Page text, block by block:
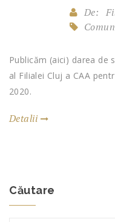
De:
Publicăm (aici) darea de
al Filialei Cluj a CAA
2020.
Detalii
Căutare